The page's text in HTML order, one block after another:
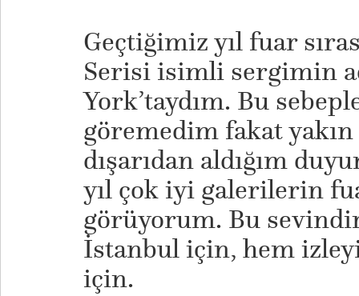
Geçtiğimiz yıl fuar
Serisi isimli sergimin
York’taydım. Bu
göremedim fakat
dışarıdan aldığım
yıl çok iyi galerilerin
görüyorum. Bu
İstanbul için, hem
için.